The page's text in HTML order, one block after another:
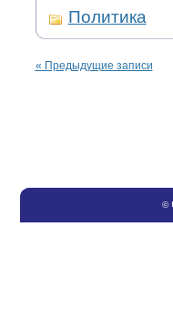
Политика
« Предыдущие записи
©